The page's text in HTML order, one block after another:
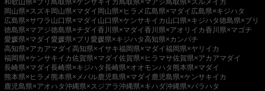
和歌山県×ブリ 鳥取県×ケンサキイカ鳥取県×マアジ鳥取県×スルメイカ
岡山県×スズキ 岡山県×マダイ 岡山県×ヒラメ 広島県×マダイ 広島県×キジハタ
広島県×サワラ 山口県×マダイ 山口県×ケンサキイカ 山口県×キジハタ徳島県×ブリ
徳島県×マアジ徳島県×チダイ香川県×マダイ香川県×アオリイカ香川県×マゴチ
愛媛県×マダイ愛媛県×ブリ 愛媛県×キジハタ高知県×カンパチ
高知県×アカアマダイ高知県×イサキ福岡県×マダイ福岡県×ヤリイカ
福岡県×ケンサキイカ佐賀県×マダイ佐賀県×ヒラマサ佐賀県×アカアマダイ
長崎県×マダイ長崎県×キジハタ長崎県×オオモンハタ 熊本県×マダイ
熊本県×ヒラメ 熊本県×メバル鹿児島県×マダイ 鹿児島県×ケンサキイカ
鹿児島県×アオハタ沖縄県×スジアラ沖縄県×キハダ沖縄県×バラハタ